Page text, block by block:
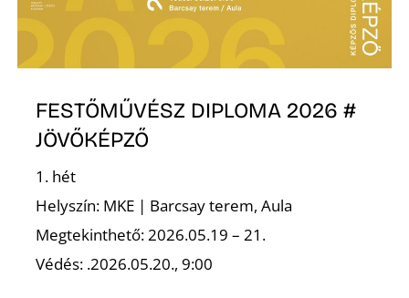
FESTŐMŰVÉSZ DIPLOMA 2026 #
JÖVŐKÉPZŐ
1. hét
Helyszín: MKE | Barcsay terem, Aula
Megtekinthető: 2026.05.19 – 21.
Védés: .2026.05.20., 9:00